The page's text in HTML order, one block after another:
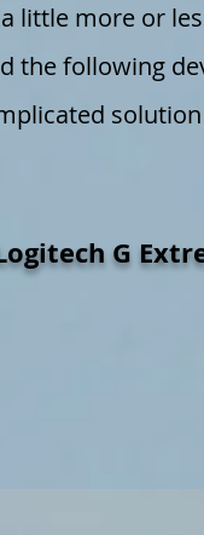
little more or
the following
solution
G